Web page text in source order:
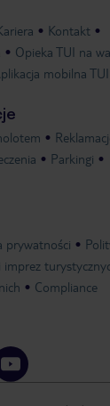
Kontakt
Opieka TUI na
mobilna TUI
Parkingi
prywatności
imprez
Compliance